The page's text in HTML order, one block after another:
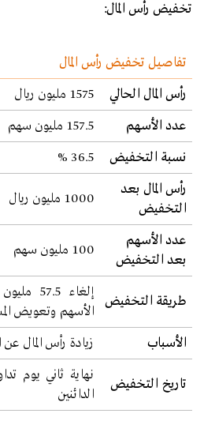
تخفيض رأس المال:
تفاصيل تخفيض رأس المال
رأس المال الحالي
1575 مليون ريال
عدد الأسهم
157.5 مليون سهم
نسبة التخفيض
36.5 %
رأس المال بعد
التخفيض
1000 مليون ريال
عدد الأسهم
بعد التخفيض
100 مليون سهم
طريقة التخفيض
الأسهم وتعويض
الأسباب
زيادة رأس المال
تاريخ التخفيض
نهاية ثاني يوم
الدائنين